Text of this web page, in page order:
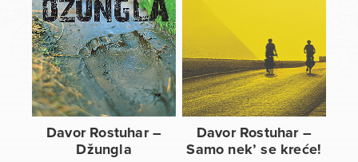
Davor Rostuhar –
Džungla
Davor Rostuhar –
Samo nek’ se kreće!